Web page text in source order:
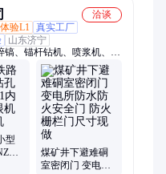
洽谈
验L1 真实工厂
山东济宁
镐、锚杆钻机、喷浆机、给
皮带纠偏装置、凿岩机、
、无压风门、矿用防火栅
柱、矿车轮对、轨道轮、
型
煤矿井下避难硐
室密闭门 变电所